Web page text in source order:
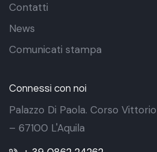
Contatti
News
Comunicati stampa
Connessi con noi
Palazzo Di Paola. Corso
– 67100 L'Aquila